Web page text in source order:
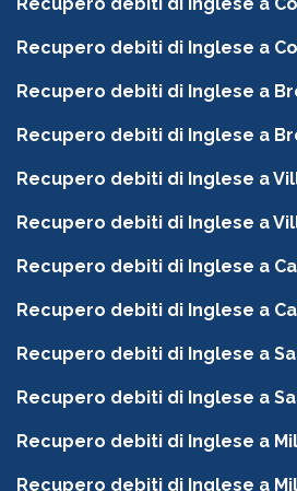
Recupero debiti di Inglese a
Recupero debiti di Inglese a
Recupero debiti di Inglese a
Recupero debiti di Inglese a
Recupero debiti di Inglese a
Recupero debiti di Inglese a
Recupero debiti di Inglese a
Recupero debiti di Inglese a
Recupero debiti di Inglese a
Recupero debiti di Inglese a
Recupero debiti di Inglese a